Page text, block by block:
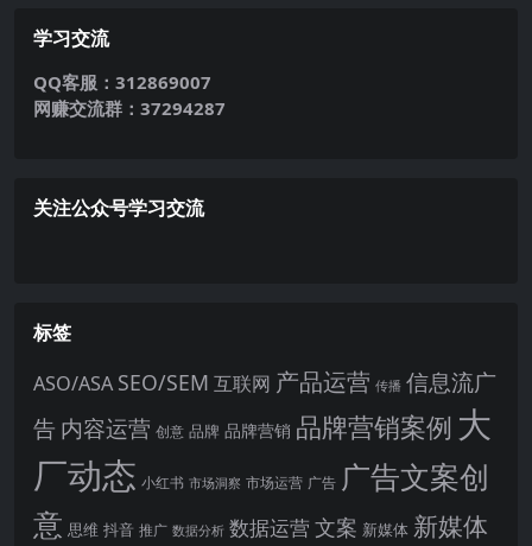
学习交流
QQ客服：312869007
网赚交流群：37294287
关注公众号学习交流
标签
ASO/ASA SEO/SEM 互联网 产品运营 传播 信息流广
告 内容运营 创意 品牌 品牌营销 品牌营销案例 大
厂动态 小红书 市场洞察 市场运营 广告 广告文案创
意 思维 抖音 推广 数据分析 数据运营 文案 新媒体 新媒体